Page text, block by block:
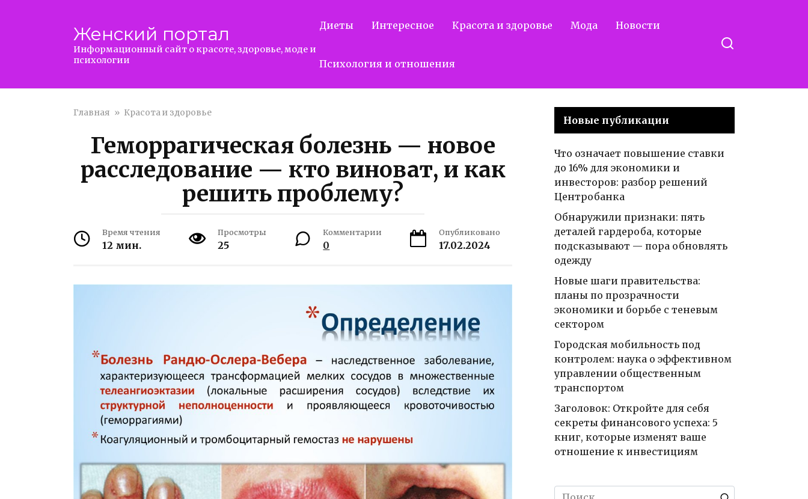
Женский портал
Информационный сайт о красоте, здоровье, моде и
психологии
Диеты Интересное Красота и здоровье Мода Новости
Психология и отношения
Главная » Красота и здоровье
Геморрагическая болезнь — новое
расследование — кто виноват, и как
решить проблему?
Время чтения
12 мин.
Просмотры
25
Комментарии
0
Опубликовано
17.02.2024
Новые публикации
Что означает повышение ставки
до 16% для экономики и
инвесторов: разбор решений
Центробанка
Обнаружили признаки: пять
деталей гардероба, которые
подсказывают — пора обновлять
одежду
Новые шаги правительства:
планы по прозрачности
экономики и борьбе с теневым
сектором
Городская мобильность под
контролем: наука о эффективном
управлении общественным
транспортом
Заголовок: Откройте для себя
секреты финансового успеха: 5
книг, которые изменят ваше
отношение к инвестициям
Search